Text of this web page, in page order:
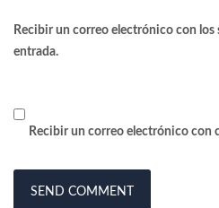
Recibir un correo electrónico con
entrada.
Recibir un correo electrónico con